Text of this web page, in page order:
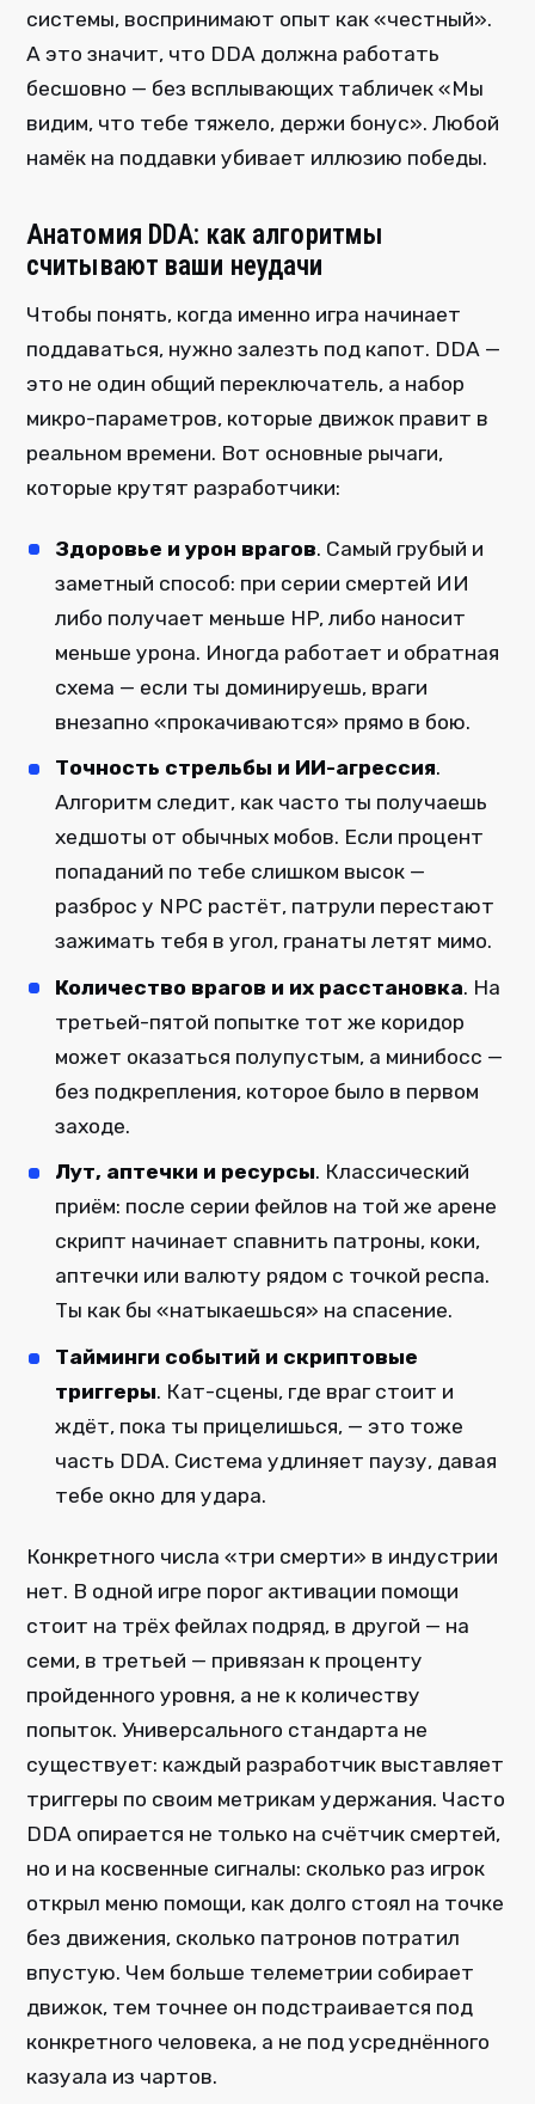
системы, воспринимают опыт как «честный».
А это значит, что DDA должна работать
бесшовно — без всплывающих табличек «Мы
видим, что тебе тяжело, держи бонус». Любой
намёк на поддавки убивает иллюзию победы.
Анатомия DDA: как алгоритмы
считывают ваши неудачи
Чтобы понять, когда именно игра начинает
поддаваться, нужно залезть под капот. DDA —
это не один общий переключатель, а набор
микро-параметров, которые движок правит в
реальном времени. Вот основные рычаги,
которые крутят разработчики:
Здоровье и урон врагов. Самый грубый и
заметный способ: при серии смертей ИИ
либо получает меньше HP, либо наносит
меньше урона. Иногда работает и обратная
схема — если ты доминируешь, враги
внезапно «прокачиваются» прямо в бою.
Точность стрельбы и ИИ-агрессия.
Алгоритм следит, как часто ты получаешь
хедшоты от обычных мобов. Если процент
попаданий по тебе слишком высок —
разброс у NPC растёт, патрули перестают
зажимать тебя в угол, гранаты летят мимо.
Количество врагов и их расстановка. На
третьей-пятой попытке тот же коридор
может оказаться полупустым, а минибосс —
без подкрепления, которое было в первом
заходе.
Лут, аптечки и ресурсы. Классический
приём: после серии фейлов на той же арене
скрипт начинает спавнить патроны, коки,
аптечки или валюту рядом с точкой респа.
Ты как бы «натыкаешься» на спасение.
Тайминги событий и скриптовые
триггеры. Кат-сцены, где враг стоит и
ждёт, пока ты прицелишься, — это тоже
часть DDA. Система удлиняет паузу, давая
тебе окно для удара.
Конкретного числа «три смерти» в индустрии
нет. В одной игре порог активации помощи
стоит на трёх фейлах подряд, в другой — на
семи, в третьей — привязан к проценту
пройденного уровня, а не к количеству
попыток. Универсального стандарта не
существует: каждый разработчик выставляет
триггеры по своим метрикам удержания. Часто
DDA опирается не только на счётчик смертей,
но и на косвенные сигналы: сколько раз игрок
открыл меню помощи, как долго стоял на точке
без движения, сколько патронов потратил
впустую. Чем больше телеметрии собирает
движок, тем точнее он подстраивается под
конкретного человека, а не под усреднённого
казуала из чартов.